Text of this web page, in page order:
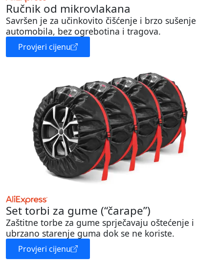
Ručnik od mikrovlakana
Savršen je za učinkovito čišćenje i brzo sušenje
automobila, bez ogrebotina i tragova.
Provjeri cijenu
Set torbi za gume (“čarape”)
Zaštitne torbe za gume sprječavaju oštećenje i
ubrzano starenje guma dok se ne koriste.
Provjeri cijenu